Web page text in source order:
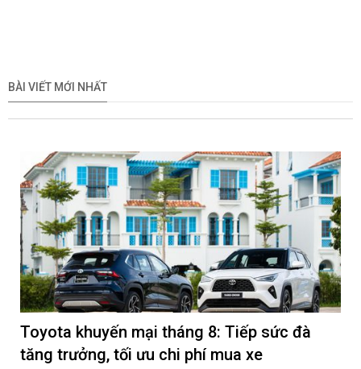
BÀI VIẾT MỚI NHẤT
Toyota khuyến mại tháng 8: Tiếp sức đà
tăng trưởng, tối ưu chi phí mua xe